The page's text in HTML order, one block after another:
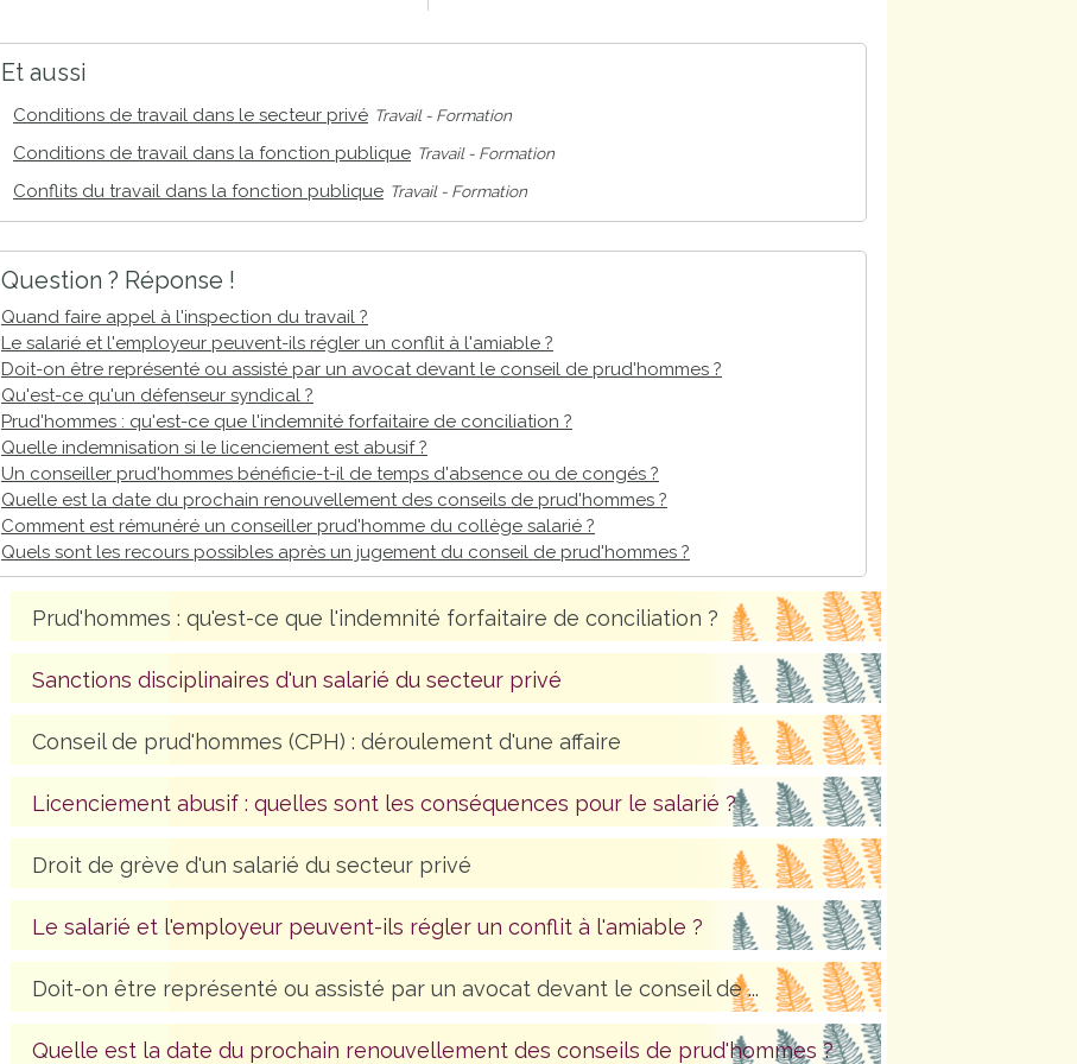
Établissements
scolaires
Visiter,
Et aussi
Conditions de travail dans le secteur privé Travail - Formation
Conditions de travail dans la fonction publique Travail - Formation
Conflits du travail dans la fonction publique Travail - Formation
Question ? Réponse !
Quand faire appel à l'inspection du travail ?
Le salarié et l'employeur peuvent-ils régler un conflit à l'amiable ?
Doit-on être représenté ou assisté par un avocat devant le conseil de prud'hommes ?
Qu'est-ce qu'un défenseur syndical ?
Prud'hommes : qu'est-ce que l'indemnité forfaitaire de conciliation ?
Quelle indemnisation si le licenciement est abusif ?
Un conseiller prud'hommes bénéficie-t-il de temps d'absence ou de congés ?
Quelle est la date du prochain renouvellement des conseils de prud'hommes ?
Comment est rémunéré un conseiller prud'homme du collège salarié ?
Quels sont les recours possibles après un jugement du conseil de prud'hommes ?
Prud'hommes : qu'est-ce que l'indemnité forfaitaire de conciliation ?
Sanctions disciplinaires d'un salarié du secteur privé
Conseil de prud'hommes (CPH) : déroulement d'une affaire
Licenciement abusif : quelles sont les conséquences pour le salarié ?
Droit de grève d'un salarié du secteur privé
Le salarié et l'employeur peuvent-ils régler un conflit à l'amiable ?
Doit-on être représenté ou assisté par un avocat devant le conseil de ...
Quelle est la date du prochain renouvellement des conseils de prud'hommes ?